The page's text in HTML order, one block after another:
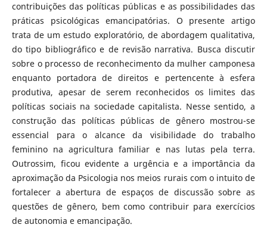
contribuições das políticas públicas e as possibilidades das
práticas psicológicas emancipatórias. O presente artigo
trata de um estudo exploratório, de abordagem qualitativa,
do tipo bibliográfico e de revisão narrativa. Busca discutir
sobre o processo de reconhecimento da mulher camponesa
enquanto portadora de direitos e pertencente à esfera
produtiva, apesar de serem reconhecidos os limites das
políticas sociais na sociedade capitalista. Nesse sentido, a
construção das políticas públicas de gênero mostrou-se
essencial para o alcance da visibilidade do trabalho
feminino na agricultura familiar e nas lutas pela terra.
Outrossim, ficou evidente a urgência e a importância da
aproximação da Psicologia nos meios rurais com o intuito de
fortalecer a abertura de espaços de discussão sobre as
questões de gênero, bem como contribuir para exercícios
de autonomia e emancipação.